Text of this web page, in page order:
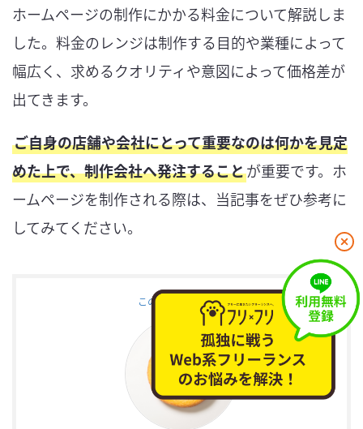
閉
じ
る
ホームページの制作にかかる料金について解説しま
した。料金のレンジは制作する目的や業種によって
幅広く、求めるクオリティや意図によって価格差が
出てきます。
ご自身の店舗や会社にとって重要なのは何かを見定
めた上で、制作会社へ発注することが重要です。ホ
ームページを制作される際は、当記事をぜひ参考に
してみてください。
この記事を書いた人